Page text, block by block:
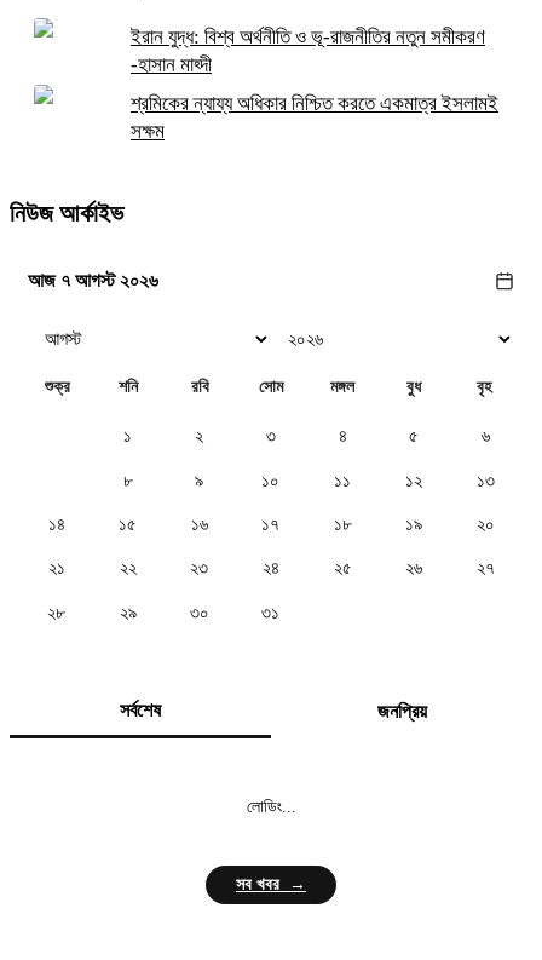
ইরান যুদ্ধ: বিশ্ব অর্থনীতি ও ভূ-রাজনীতির নতুন সমীকরণ
-হাসান মাহ্দী
শ্রমিকের ন্যায্য অধিকার নিশ্চিত করতে একমাত্র ইসলামই
সক্ষম
নিউজ আর্কাইভ
আজ ৭ আগস্ট ২০২৬
শুক্র শনি রবি সোম মঙ্গল বুধ বৃহ
১ ২ ৩ ৪ ৫ ৬
৮ ৯ ১০ ১১ ১২ ১৩
১৪ ১৫ ১৬ ১৭ ১৮ ১৯ ২০
২১ ২২ ২৩ ২৪ ২৫ ২৬ ২৭
২৮ ২৯ ৩০ ৩১
সর্বশেষ জনপ্রিয়
লোডিং...
সব খবর →